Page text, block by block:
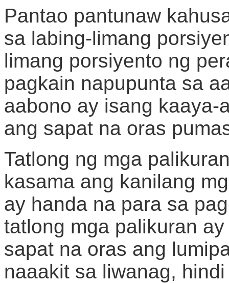
Pantao pantunaw
sa labing-limang
limang porsiyento ng
pagkain napupunta sa
aabono ay isang kaaya-
ang sapat na oras
Tatlong ng mga
kasama ang kanilang
ay handa na para sa
tatlong mga palikuran
sapat na oras ang
naaakit sa liwanag,